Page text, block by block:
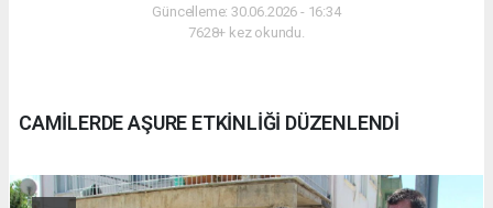
Güncelleme: 30.06.2026 - 16:34
7628+ kez okundu.
CAMİLERDE AŞURE ETKİNLİĞİ DÜZENLENDİ